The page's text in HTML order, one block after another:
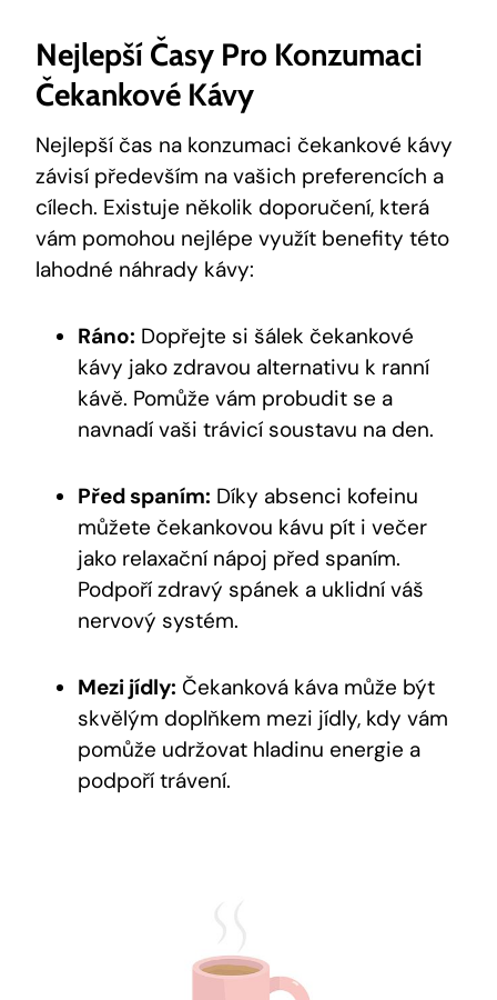
Nejlepší Časy Pro Konzumaci
Čekankové Kávy
Nejlepší čas na konzumaci čekankové kávy
závisí především na vašich preferencích a
cílech. Existuje několik doporučení, která
vám pomohou nejlépe využít benefity této
lahodné náhrady kávy:
Ráno: Dopřejte si šálek čekankové
kávy jako zdravou alternativu k ranní
kávě. Pomůže vám probudit se a
navnadí vaši trávicí soustavu na den.
Před spaním: Díky absenci kofeinu
můžete čekankovou kávu pít i večer
jako relaxační nápoj před spaním.
Podpoří zdravý spánek a uklidní váš
nervový systém.
Mezi jídly: Čekanková káva může být
skvělým doplňkem mezi jídly, kdy vám
pomůže udržovat hladinu energie a
podpoří trávení.